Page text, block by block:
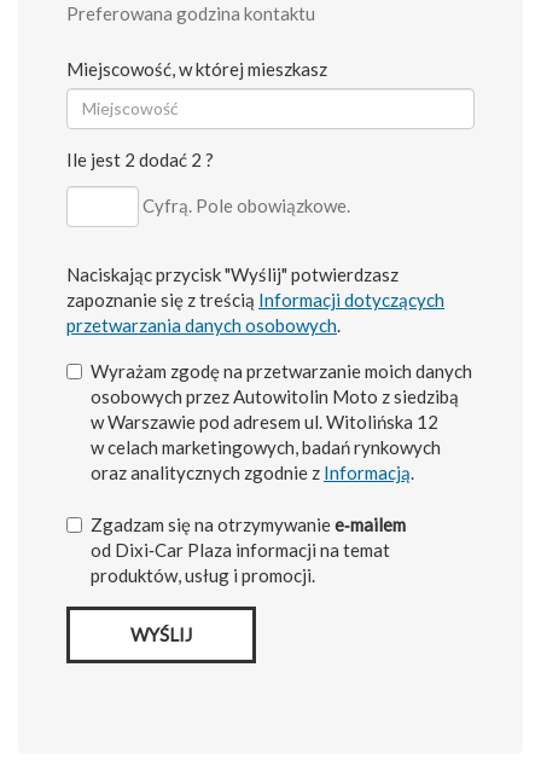
Preferowana godzina kontaktu
Miejscowość, w której mieszkasz
Ile jest 2 dodać 2 ?
Cyfrą. Pole obowiązkowe.
Naciskając przycisk "Wyślij" potwierdzasz
zapoznanie się z treścią Informacji dotyczących
przetwarzania danych osobowych.
Wyrażam zgodę na przetwarzanie moich danych
osobowych przez Autowitolin Moto z siedzibą
w Warszawie pod adresem ul. Witolińska 12
w celach marketingowych, badań rynkowych
oraz analitycznych zgodnie z Informacją.
Zgadzam się na otrzymywaniee‑mailem
od Dixi‑Car Plaza informacji na temat
produktów, usług i promocji.
WYŚLIJ